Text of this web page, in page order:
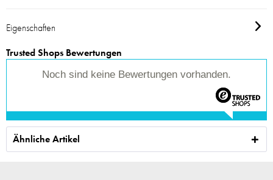
Eigenschaften
Trusted Shops Bewertungen
Noch sind keine Bewertungen vorhanden.
Ähnliche Artikel